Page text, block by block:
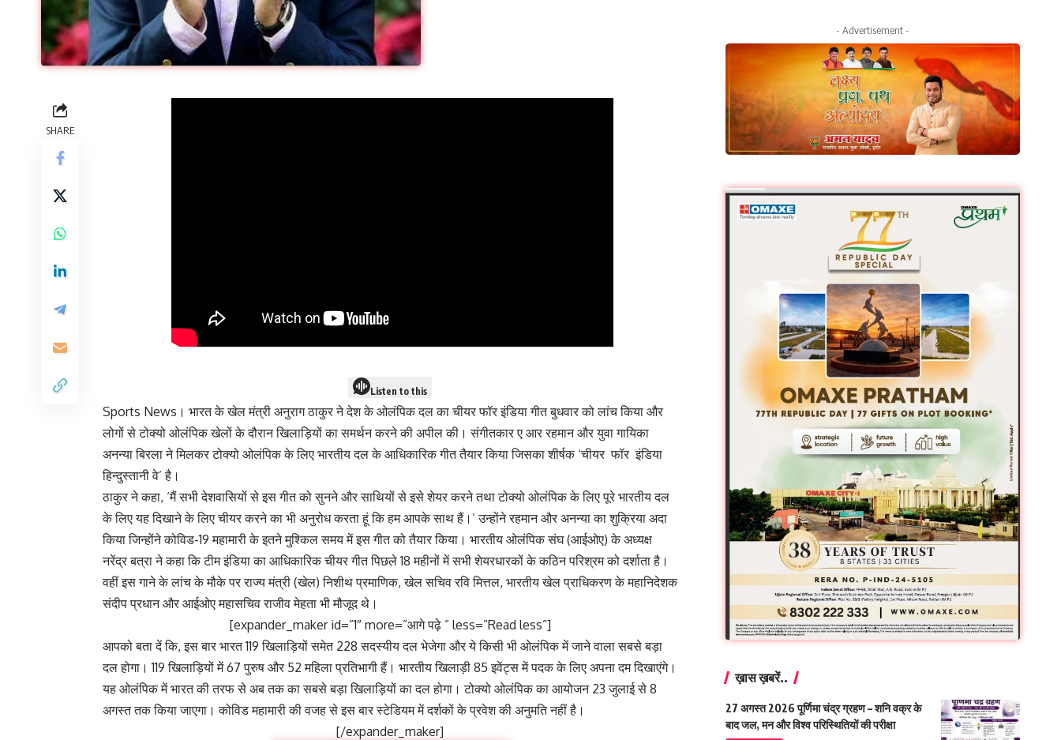
SHARE
Listen to this
Sports News। भारत के खेल मंत्री अनुराग ठाकुर ने देश के ओलंपिक दल का चीयर फॉर इंडिया गीत बुधवार को लांच किया और
लोगों से टोक्यो ओलंपिक खेलों के दौरान खिलाड़ियों का समर्थन करने की अपील की। संगीतकार ए आर रहमान और युवा गायिका
अनन्या बिरला ने मिलकर टोक्यो ओलंपिक के लिए भारतीय दल के आधिकारिक गीत तैयार किया जिसका शीर्षक ‘चीयर फॉर इंडिया
हिन्दुस्तानी वे’ है।
ठाकुर ने कहा, ‘मैं सभी देशवासियों से इस गीत को सुनने और साथियों से इसे शेयर करने तथा टोक्यो ओलंपिक के लिए पूरे भारतीय दल
के लिए यह दिखाने के लिए चीयर करने का भी अनुरोध करता हूं कि हम आपके साथ हैं।’ उन्होंने रहमान और अनन्या का शुक्रिया अदा
किया जिन्होंने कोविड-19 महामारी के इतने मुश्किल समय में इस गीत को तैयार किया। भारतीय ओलंपिक संघ (आईओए) के अध्यक्ष
नरेंद्र बत्रा ने कहा कि टीम इंडिया का आधिकारिक चीयर गीत पिछले 18 महीनों में सभी शेयरधारकों के कठिन परिश्रम को दर्शाता है।
वहीं इस गाने के लांच के मौके पर राज्य मंत्री (खेल) निशीथ प्रमाणिक, खेल सचिव रवि मित्तल, भारतीय खेल प्राधिकरण के महानिदेशक
संदीप प्रधान और आईओए महासचिव राजीव मेहता भी मौजूद थे।
[expander_maker id=”1″ more=”आगे पढ़े ” less=”Read less”]
आपको बता दें कि, इस बार भारत 119 खिलाड़ियों समेत 228 सदस्यीय दल भेजेगा और ये किसी भी ओलंपिक में जाने वाला सबसे बड़ा
दल होगा। 119 खिलाड़ियों में 67 पुरुष और 52 महिला प्रतिभागी हैं। भारतीय खिलाड़ी 85 इवेंट्स में पदक के लिए अपना दम दिखाएंगे।
यह ओलंपिक में भारत की तरफ से अब तक का सबसे बड़ा खिलाड़ियों का दल होगा। टोक्यो ओलंपिक का आयोजन 23 जुलाई से 8
अगस्त तक किया जाएगा। कोविड महामारी की वजह से इस बार स्टेडियम में दर्शकों के प्रवेश की अनुमति नहीं है।
[/expander_maker]
- Advertisement -
ख़ास ख़बरें..
27 अगस्त 2026 पूर्णिमा चंद्र ग्रहण – शनि वक्र के
बाद जल, मन और विश्व परिस्थितियों की परीक्षा